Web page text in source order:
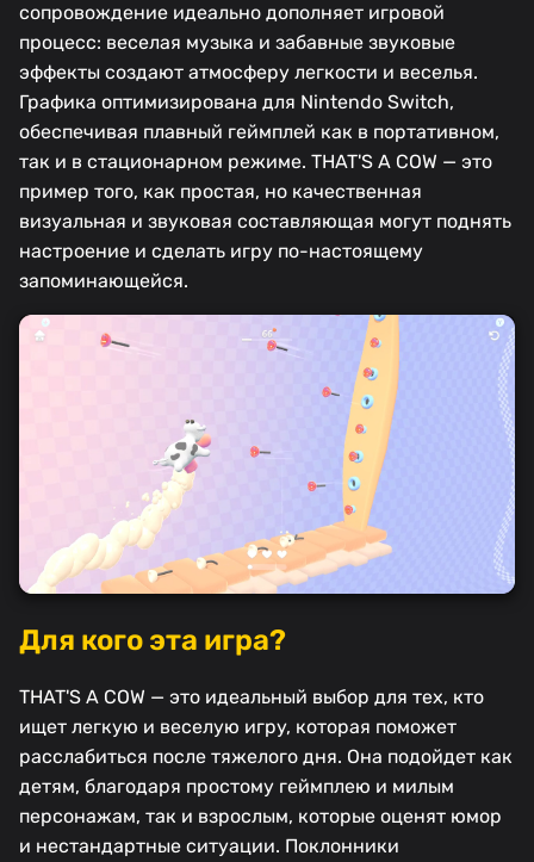
сопровождение идеально дополняет игровой
процесс: веселая музыка и забавные звуковые
эффекты создают атмосферу легкости и веселья.
Графика оптимизирована для Nintendo Switch,
обеспечивая плавный геймплей как в портативном,
так и в стационарном режиме. THAT'S A COW — это
пример того, как простая, но качественная
визуальная и звуковая составляющая могут поднять
настроение и сделать игру по-настоящему
запоминающейся.
Для кого эта игра?
THAT'S A COW — это идеальный выбор для тех, кто
ищет легкую и веселую игру, которая поможет
расслабиться после тяжелого дня. Она подойдет как
детям, благодаря простому геймплею и милым
персонажам, так и взрослым, которые оценят юмор
и нестандартные ситуации. Поклонники